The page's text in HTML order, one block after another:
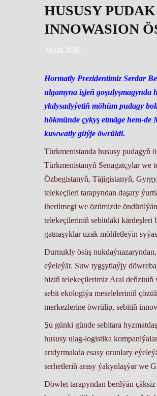
HUSUSY
INNOWASION
28.04.2026
Hormatly Prezidentimiz Serdar
ulgamyna işjeň
ykdysadyýetiň möhüm pudagy
hökmünde çykyş etmäge hem-de
kuwwatly güýje öwrüldi.
Türkmenistanda hususy pudagyň
Türkmenistanyň Senagatçylar
Özbegistanyň, Täjigistanyň,
telekeçileri tarapyndan daşary
iberilmegi we özümizde
telekeçileriniň sebitdäki kärdeşleri
gatnaşyklar uzak möhletleýin
Durnukly ösüş
eýeleýär. Suw tygşytlaýjy
biziň telekeçilerimiz Aral deňziniň
sebit ekologiýa meseleleriniň
merkezlerine öwrülip, sebitiň
Şu günki günde sebitara
hususy ulag-logistika
artdyrmakda esasy orunlary
serhetleriň arasy ýakynlaşýar we
Döwlet tarapyndan berilýän